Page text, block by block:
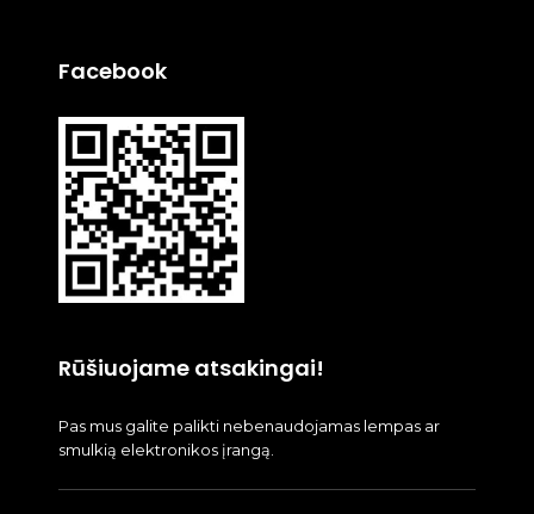
Facebook
Rūšiuojame atsakingai!
Pas mus galite palikti nebenaudojamas lempas ar
smulkią elektronikos įrangą.